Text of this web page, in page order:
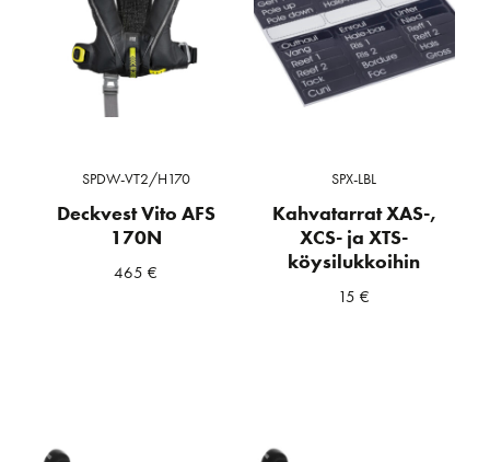
SPDW-VT2/H170
Deckvest Vito AFS
170N
465€
SPX-LBL
Kahvatarrat XAS-,
XCS- ja XTS-
köysilukkoihin
15€